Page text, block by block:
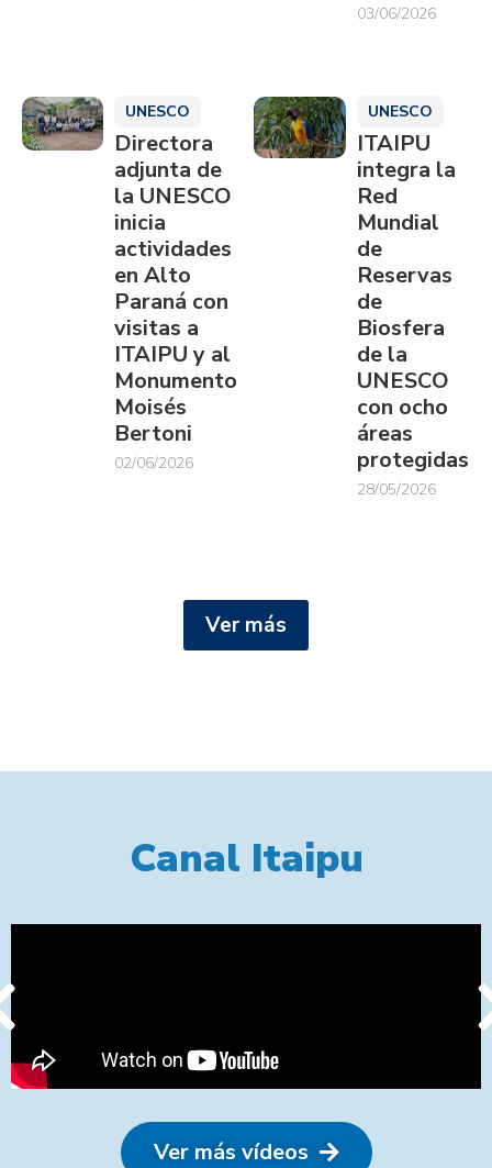
03/06/2026
UNESCO
Directora
adjunta de
la UNESCO
inicia
actividades
en Alto
Paraná con
visitas a
ITAIPU y al
Monumento
Moisés
Bertoni
02/06/2026
UNESCO
ITAIPU
integra la
Red
Mundial
de
Reservas
de
Biosfera
de la
UNESCO
con ocho
áreas
protegidas
28/05/2026
Ver más
Canal Itaipu
Ver más vídeos